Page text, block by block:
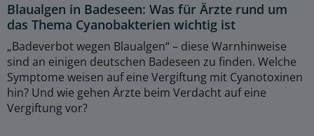
Blaualgen in Badeseen: Was für Ärzte rund um
das Thema Cyanobakterien wichtig ist
„Badeverbot wegen Blaualgen“ – diese Warnhinweise
sind an einigen deutschen Badeseen zu finden. Welche
Symptome weisen auf eine Vergiftung mit Cyanotoxinen
hin? Und wie gehen Ärzte beim Verdacht auf eine
Vergiftung vor?